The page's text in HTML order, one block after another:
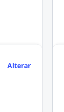
Alterar